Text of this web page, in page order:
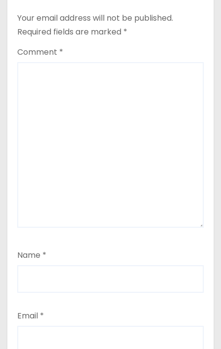
Your email address will not be published.
Required fields are marked *
Comment *
Name *
Email *